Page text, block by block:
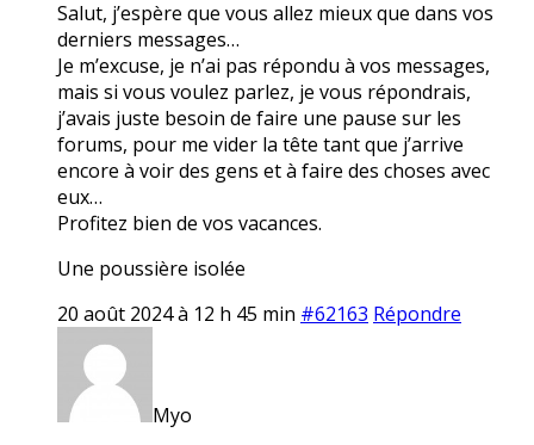
Salut, j’espère que vous allez mieux que dans vos
derniers messages…
Je m’excuse, je n’ai pas répondu à vos messages,
mais si vous voulez parlez, je vous répondrais,
j’avais juste besoin de faire une pause sur les
forums, pour me vider la tête tant que j’arrive
encore à voir des gens et à faire des choses avec
eux…
Profitez bien de vos vacances.
Une poussière isolée
20 août 2024 à 12 h 45 min #62163 Répondre
Myo